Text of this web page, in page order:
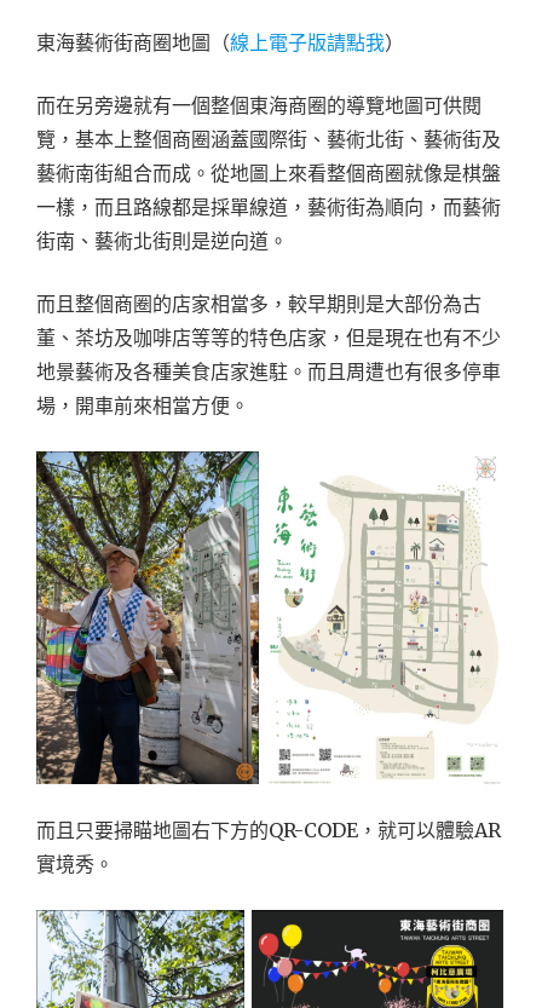
東海藝術街商圈地圖（線上電子版請點我）
而在另旁邊就有一個整個東海商圈的導覽地圖可供閱
覽，基本上整個商圈涵蓋國際街、藝術北街、藝術街及
藝術南街組合而成。從地圖上來看整個商圈就像是棋盤
一樣，而且路線都是採單線道，藝術街為順向，而藝術
街南、藝術北街則是逆向道。
而且整個商圈的店家相當多，較早期則是大部份為古
董、茶坊及咖啡店等等的特色店家，但是現在也有不少
地景藝術及各種美食店家進駐。而且周遭也有很多停車
場，開車前來相當方便。
而且只要掃瞄地圖右下方的QR-CODE，就可以體驗AR
實境秀。